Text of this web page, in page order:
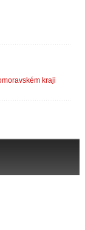
kraji